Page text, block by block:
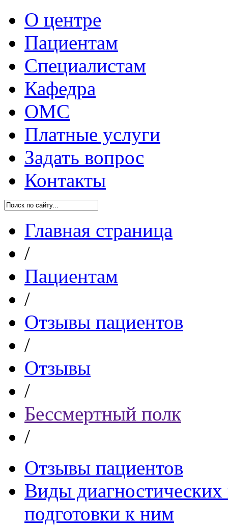
О центре
Пациентам
Специалистам
Кафедра
ОМС
Платные услуги
Задать вопрос
Контакты
Главная страница
/
Пациентам
/
Отзывы пациентов
/
Отзывы
/
Бессмертный полк
/
Отзывы пациентов
Виды диагностических
подготовки к ним